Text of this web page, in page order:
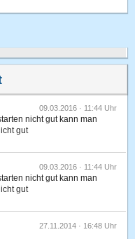
09.03.2016 · 11:44 Uhr
nicht gut kann man
gut
09.03.2016 · 11:44 Uhr
nicht gut kann man
gut
27.11.2014 · 16:48 Uhr